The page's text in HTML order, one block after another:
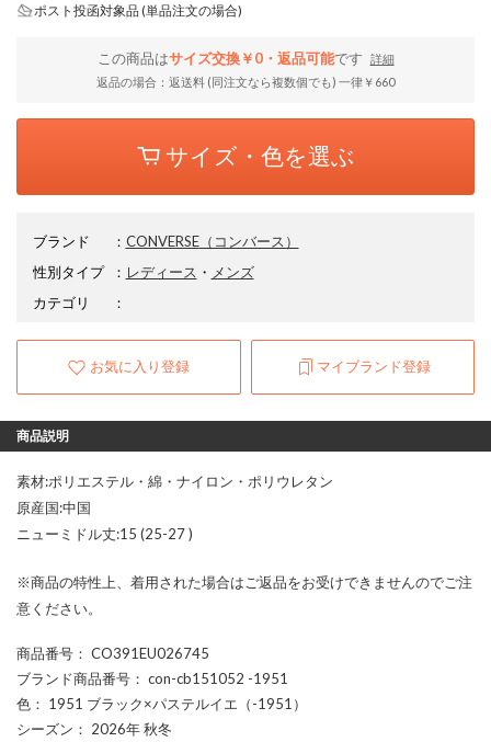
ポスト投函対象品 (単品注文の場合)
この商品はサイズ交換￥0・返品可能です
詳細
返品の場合：返送料 (同注文なら複数個でも) 一律￥660
サイズ・色を選ぶ
ブランド ： CONVERSE（コンバース）
性別タイプ
： レディース ・ メンズ
カテゴリ
：
お気に入り登録 マイブランド登録
商品説明
素材:ポリエステル・綿・ナイロン・ポリウレタン
原産国:中国
ニューミドル丈:15 (25-27 )
※商品の特性上、着用された場合はご返品をお受けできませんのでご注
意ください。
商品番号 ： CO391EU026745
ブランド商品番号 ： con-cb151052 -1951
色 ： 1951 ブラック×パステルイエ（-1951）
シーズン ： 2026年 秋冬